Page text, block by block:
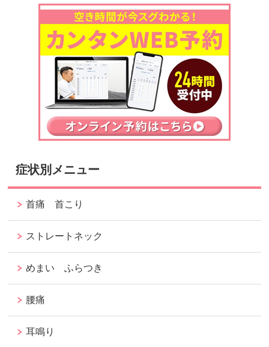
症状別メニュー
首痛 首こり
ストレートネック
めまい ふらつき
腰痛
耳鳴り